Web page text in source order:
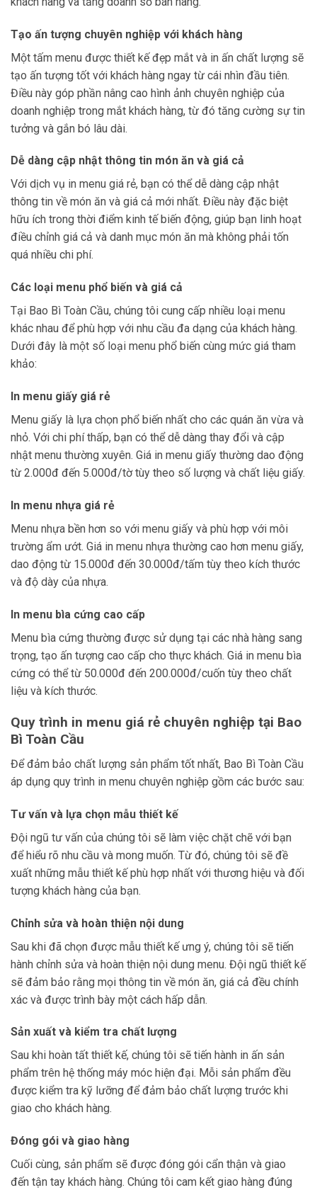
Tạo ấn tượng chuyên nghiệp với khách hàng
Một tấm menu được thiết kế đẹp mắt và in ấn chất lượng sẽ
tạo ấn tượng tốt với khách hàng ngay từ cái nhìn đầu tiên.
Điều này góp phần nâng cao hình ảnh chuyên nghiệp của
doanh nghiệp trong mắt khách hàng, từ đó tăng cường sự tin
tưởng và gắn bó lâu dài.
Dễ dàng cập nhật thông tin món ăn và giá cả
Với dịch vụ in menu giá rẻ, bạn có thể dễ dàng cập nhật
thông tin về món ăn và giá cả mới nhất. Điều này đặc biệt
hữu ích trong thời điểm kinh tế biến động, giúp bạn linh hoạt
điều chỉnh giá cả và danh mục món ăn mà không phải tốn
quá nhiều chi phí.
Các loại menu phổ biến và giá cả
Tại Bao Bì Toàn Cầu, chúng tôi cung cấp nhiều loại menu
khác nhau để phù hợp với nhu cầu đa dạng của khách hàng.
Dưới đây là một số loại menu phổ biến cùng mức giá tham
khảo:
In menu giấy giá rẻ
Menu giấy là lựa chọn phổ biến nhất cho các quán ăn vừa và
nhỏ. Với chi phí thấp, bạn có thể dễ dàng thay đổi và cập
nhật menu thường xuyên. Giá in menu giấy thường dao động
từ 2.000đ đến 5.000đ/tờ tùy theo số lượng và chất liệu giấy.
In menu nhựa giá rẻ
Menu nhựa bền hơn so với menu giấy và phù hợp với môi
trường ẩm ướt. Giá in menu nhựa thường cao hơn menu giấy,
dao động từ 15.000đ đến 30.000đ/tấm tùy theo kích thước
và độ dày của nhựa.
In menu bìa cứng cao cấp
Menu bìa cứng thường được sử dụng tại các nhà hàng sang
trọng, tạo ấn tượng cao cấp cho thực khách. Giá in menu bìa
cứng có thể từ 50.000đ đến 200.000đ/cuốn tùy theo chất
liệu và kích thước.
Quy trình in menu giá rẻ chuyên nghiệp tại Bao
Bì Toàn Cầu
Để đảm bảo chất lượng sản phẩm tốt nhất, Bao Bì Toàn Cầu
áp dụng quy trình in menu chuyên nghiệp gồm các bước sau:
Tư vấn và lựa chọn mẫu thiết kế
Đội ngũ tư vấn của chúng tôi sẽ làm việc chặt chẽ với bạn
để hiểu rõ nhu cầu và mong muốn. Từ đó, chúng tôi sẽ đề
xuất những mẫu thiết kế phù hợp nhất với thương hiệu và đối
tượng khách hàng của bạn.
Chỉnh sửa và hoàn thiện nội dung
Sau khi đã chọn được mẫu thiết kế ưng ý, chúng tôi sẽ tiến
hành chỉnh sửa và hoàn thiện nội dung menu. Đội ngũ thiết kế
sẽ đảm bảo rằng mọi thông tin về món ăn, giá cả đều chính
xác và được trình bày một cách hấp dẫn.
Sản xuất và kiểm tra chất lượng
Sau khi hoàn tất thiết kế, chúng tôi sẽ tiến hành in ấn sản
phẩm trên hệ thống máy móc hiện đại. Mỗi sản phẩm đều
được kiểm tra kỹ lưỡng để đảm bảo chất lượng trước khi
giao cho khách hàng.
Đóng gói và giao hàng
Cuối cùng, sản phẩm sẽ được đóng gói cẩn thận và giao
đến tận tay khách hàng. Chúng tôi cam kết giao hàng đúng